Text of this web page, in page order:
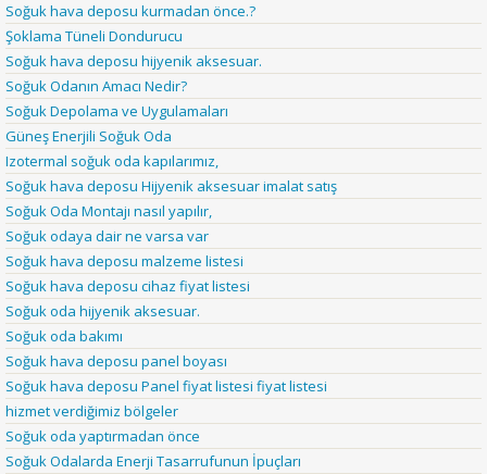
Soğuk hava deposu kurmadan önce.?
Şoklama Tüneli Dondurucu
Soğuk hava deposu hijyenik aksesuar.
Soğuk Odanın Amacı Nedir?
Soğuk Depolama ve Uygulamaları
Güneş Enerjili Soğuk Oda
Izotermal soğuk oda kapılarımız,
Soğuk hava deposu Hijyenik aksesuar imalat satış
Soğuk Oda Montajı nasıl yapılır,
Soğuk odaya dair ne varsa var
Soğuk hava deposu malzeme listesi
Soğuk hava deposu cihaz fiyat listesi
Soğuk oda hijyenik aksesuar.
Soğuk oda bakımı
Soğuk hava deposu panel boyası
Soğuk hava deposu Panel fiyat listesi fiyat listesi
hizmet verdiğimiz bölgeler
Soğuk oda yaptırmadan önce
Soğuk Odalarda Enerji Tasarrufunun İpuçları